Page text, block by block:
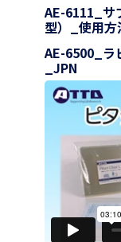
AE-6111_サ
型）_使用
AE-6500_ラ
_JPN